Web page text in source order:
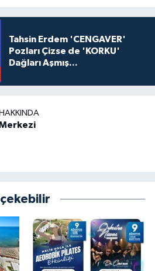
Tahsin Erdem 'CENGAVER'
Pozları Çizse de 'KORKU'
Dağları Aşmış...